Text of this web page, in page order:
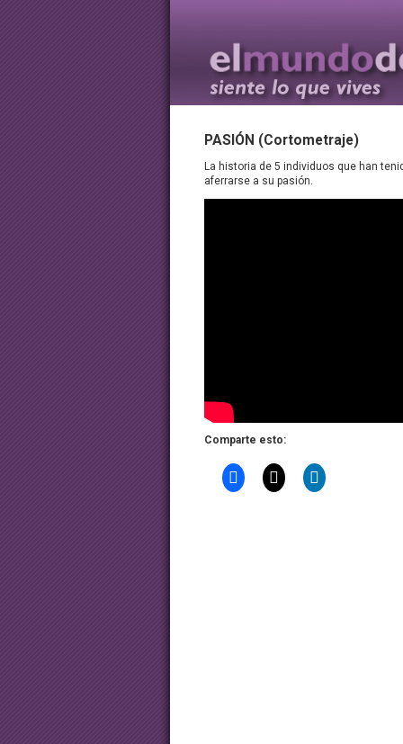
PASIÓN (Cortometraje)
La historia de 5 individuos que han
aferrarse a su pasión.
Comparte esto: